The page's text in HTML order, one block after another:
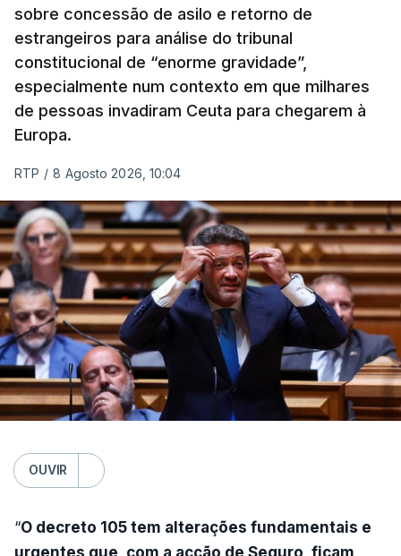
sobre concessão de asilo e retorno de
estrangeiros para análise do tribunal
constitucional de “enorme gravidade”,
especialmente num contexto em que milhares
de pessoas invadiram Ceuta para chegarem à
Europa.
RTP / 8 Agosto 2026, 10:04
OUVIR
“O decreto 105 tem alterações fundamentais e
urgentes que, com a acção de Seguro, ficam